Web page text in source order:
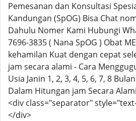
Pemesanan dan Konsultasi
Kandungan (SpOG) Bisa Chat
Dahulu Nomer Kami Hubungi
7696-3835 ( Nana SpOG ) Obat
kehamilan Kuat dengan cepat
jam secara alami - Cara
Usia Janin 1, 2, 3, 4, 5, 6, 7, 8
Dalam Hitungan jam Secara
<div class="separator"
</div>